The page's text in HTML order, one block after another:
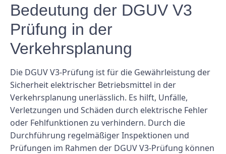
Bedeutung der DGUV V3
Prüfung in der
Verkehrsplanung
Die DGUV V3-Prüfung ist für die Gewährleistung der
Sicherheit elektrischer Betriebsmittel in der
Verkehrsplanung unerlässlich. Es hilft, Unfälle,
Verletzungen und Schäden durch elektrische Fehler
oder Fehlfunktionen zu verhindern. Durch die
Durchführung regelmäßiger Inspektionen und
Prüfungen im Rahmen der DGUV V3-Prüfung können